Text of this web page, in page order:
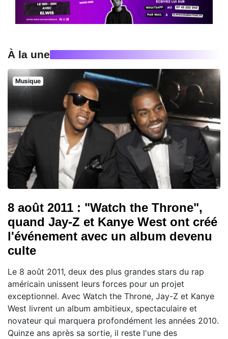
À la une
Musique
8 août 2011 : "Watch the Throne",
quand Jay-Z et Kanye West ont créé
l'événement avec un album devenu
culte
Le 8 août 2011, deux des plus grandes stars du rap
américain unissent leurs forces pour un projet
exceptionnel. Avec Watch the Throne, Jay-Z et Kanye
West livrent un album ambitieux, spectaculaire et
novateur qui marquera profondément les années 2010.
Quinze ans après sa sortie, il reste l'une des